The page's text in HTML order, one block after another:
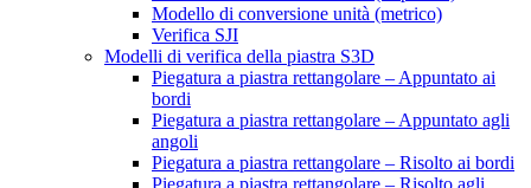
Modello di conversione unità (metrico)
Verifica SJI
Modelli di verifica della piastra S3D
Piegatura a piastra rettangolare – Appuntato ai
bordi
Piegatura a piastra rettangolare – Appuntato agli
angoli
Piegatura a piastra rettangolare – Risolto ai bordi